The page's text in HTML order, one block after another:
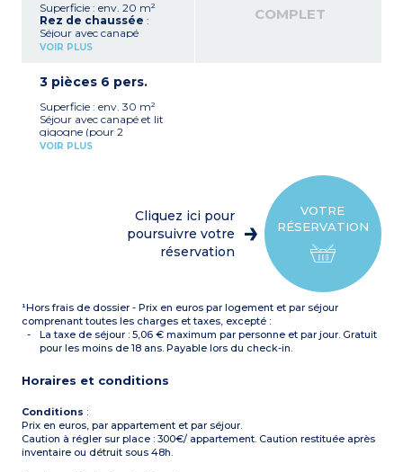
Superficie : env. 20 m²
Rez de chaussée :
Séjour avec canapé
convertible 2 personnes
réfrigérateur, micro-
pain, lave-vaisselle,
cafetière électrique)
WC
À l’étage
VOIR PLUS
COMPLET
3 pièces 6 pers.
Superficie : env. 30 m²
Séjour avec canapé et lit
gigogne (pour 2
personnes)
(plaque vitrocéramique,
réfrigérateur, micro-
ondes/gril, bouilloire, grille-
pain, lave-vaisselle,
plupart)
VOIR PLUS
VOTRE
RÉSERVATION
Cliquez ici pour
poursuivre votre
réservation
¹Hors frais de dossier - Prix en euros par logement et par séjour
comprenant toutes les charges et taxes, excepté :
La taxe de séjour : 5,06 € maximum par personne et par jour. Gratuit
pour les moins de 18 ans. Payable lors du check-in.
Horaires et conditions
Conditions :
Prix en euros, par appartement et par séjour.
Caution à régler sur place : 300€/ appartement. Caution restituée après
inventaire ou détruit sous 48h.